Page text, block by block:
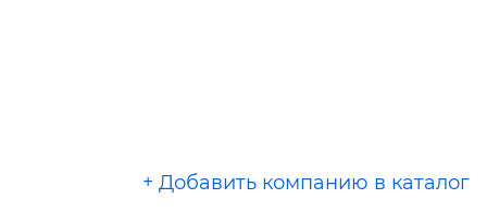
+ Добавить компанию в каталог